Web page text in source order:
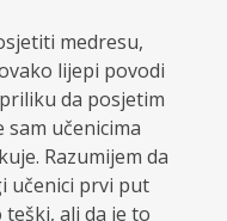
medresu,
lijepi povodi
da posjetim
učenicima
Razumijem da
učenici prvi put
ali da je to